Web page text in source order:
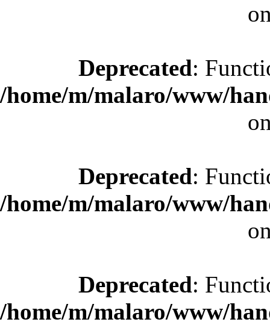
Deprecated:
/home/m/malaro/www/
Deprecated:
/home/m/malaro/www/
Deprecated:
/home/m/malaro/www/